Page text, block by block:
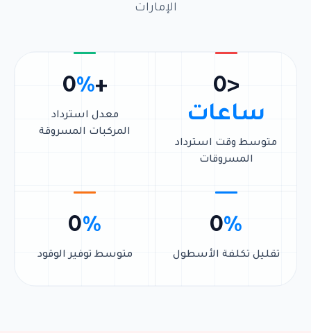
الإمارات
<
0
ساعات
متوسط وقت استرداد
المسروقات
+
0%
معدل استرداد
المركبات المسروقة
0%
تقليل تكلفة الأسطول
0%
متوسط توفير الوقود